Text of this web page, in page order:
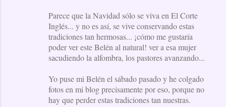
Parece que la Navidad sólo se viva en El Corte
Inglés... y no es así, se vive conservando estas
tradiciones tan hermosas... ¡cómo me gustaría
poder ver este Belén al natural! ver a esa mujer
sacudiendo la alfombra, los pastores avanzando...
Yo puse mi Belén el sábado pasado y he colgado
fotos en mi blog precisamente por eso, porque no
hay que perder estas tradiciones tan nuestras.